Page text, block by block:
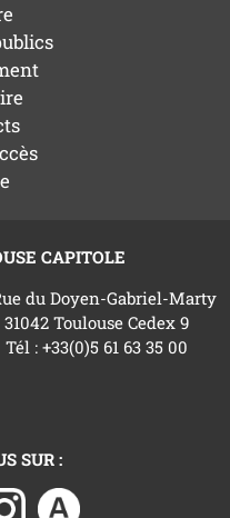
CAPITOLE
du Doyen-Gabriel-Marty
31042 Toulouse Cedex 9
Tél : +33(0)5 61 63 35 00
SUR :